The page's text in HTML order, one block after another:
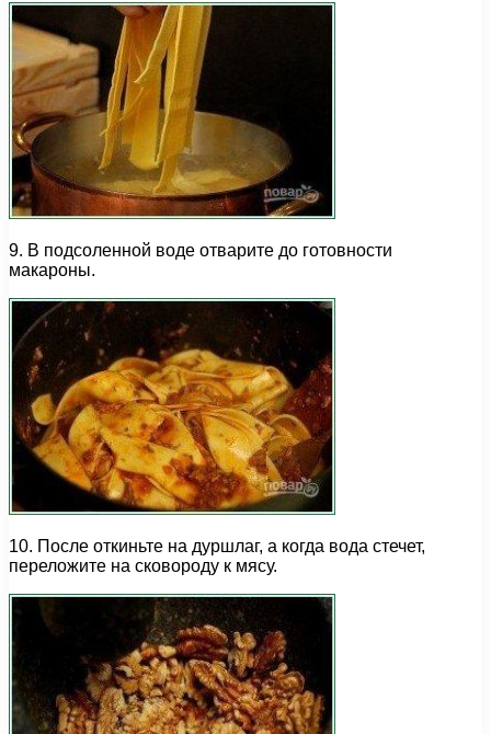
9. В подсоленной воде отварите до готовности
макароны.
10. После откиньте на дуршлаг, а когда вода стечет,
переложите на сковороду к мясу.